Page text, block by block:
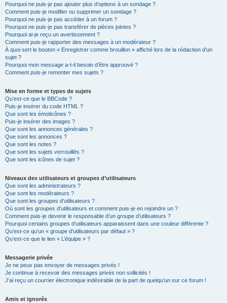
Pourquoi ne puis-je pas ajouter plus d’options à un sondage ?
Comment puis-je modifier ou supprimer un sondage ?
Pourquoi ne puis-je pas accéder à un forum ?
Pourquoi ne puis-je pas transférer de pièces jointes ?
Pourquoi ai-je reçu un avertissement ?
Comment puis-je rapporter des messages à un modérateur ?
À quoi sert le bouton « Enregistrer comme brouillon » affiché lors de la rédaction d’un
sujet ?
Pourquoi mon message a-t-il besoin d’être approuvé ?
Comment puis-je remonter mes sujets ?
Mise en forme et types de sujets
Qu’est-ce que le BBCode ?
Puis-je insérer du code HTML ?
Que sont les émoticônes ?
Puis-je insérer des images ?
Que sont les annonces générales ?
Que sont les annonces ?
Que sont les notes ?
Que sont les sujets verrouillés ?
Que sont les icônes de sujet ?
Niveaux des utilisateurs et groupes d’utilisateurs
Que sont les administrateurs ?
Que sont les modérateurs ?
Que sont les groupes d’utilisateurs ?
Où sont les groupes d’utilisateurs et comment puis-je en rejoindre un ?
Comment puis-je devenir le responsable d’un groupe d’utilisateurs ?
Pourquoi certains groupes d’utilisateurs apparaissent dans une couleur différente ?
Qu’est-ce qu’un « groupe d’utilisateurs par défaut » ?
Qu’est-ce que le lien « L’équipe » ?
Messagerie privée
Je ne peux pas envoyer de messages privés !
Je continue à recevoir des messages privés non sollicités !
J’ai reçu un courrier électronique indésirable de la part de quelqu’un sur ce forum !
Amis et ignorés